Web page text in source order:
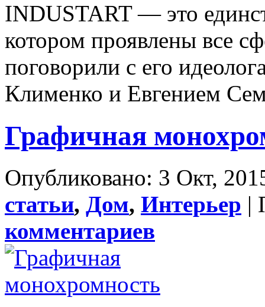
INDUSTART — это
котором проявлены все
поговорили с его
Клименко и Евгением
Графичная
Опубликовано: 3 Окт,
статьи, Дом, Интерьер |
комментариев